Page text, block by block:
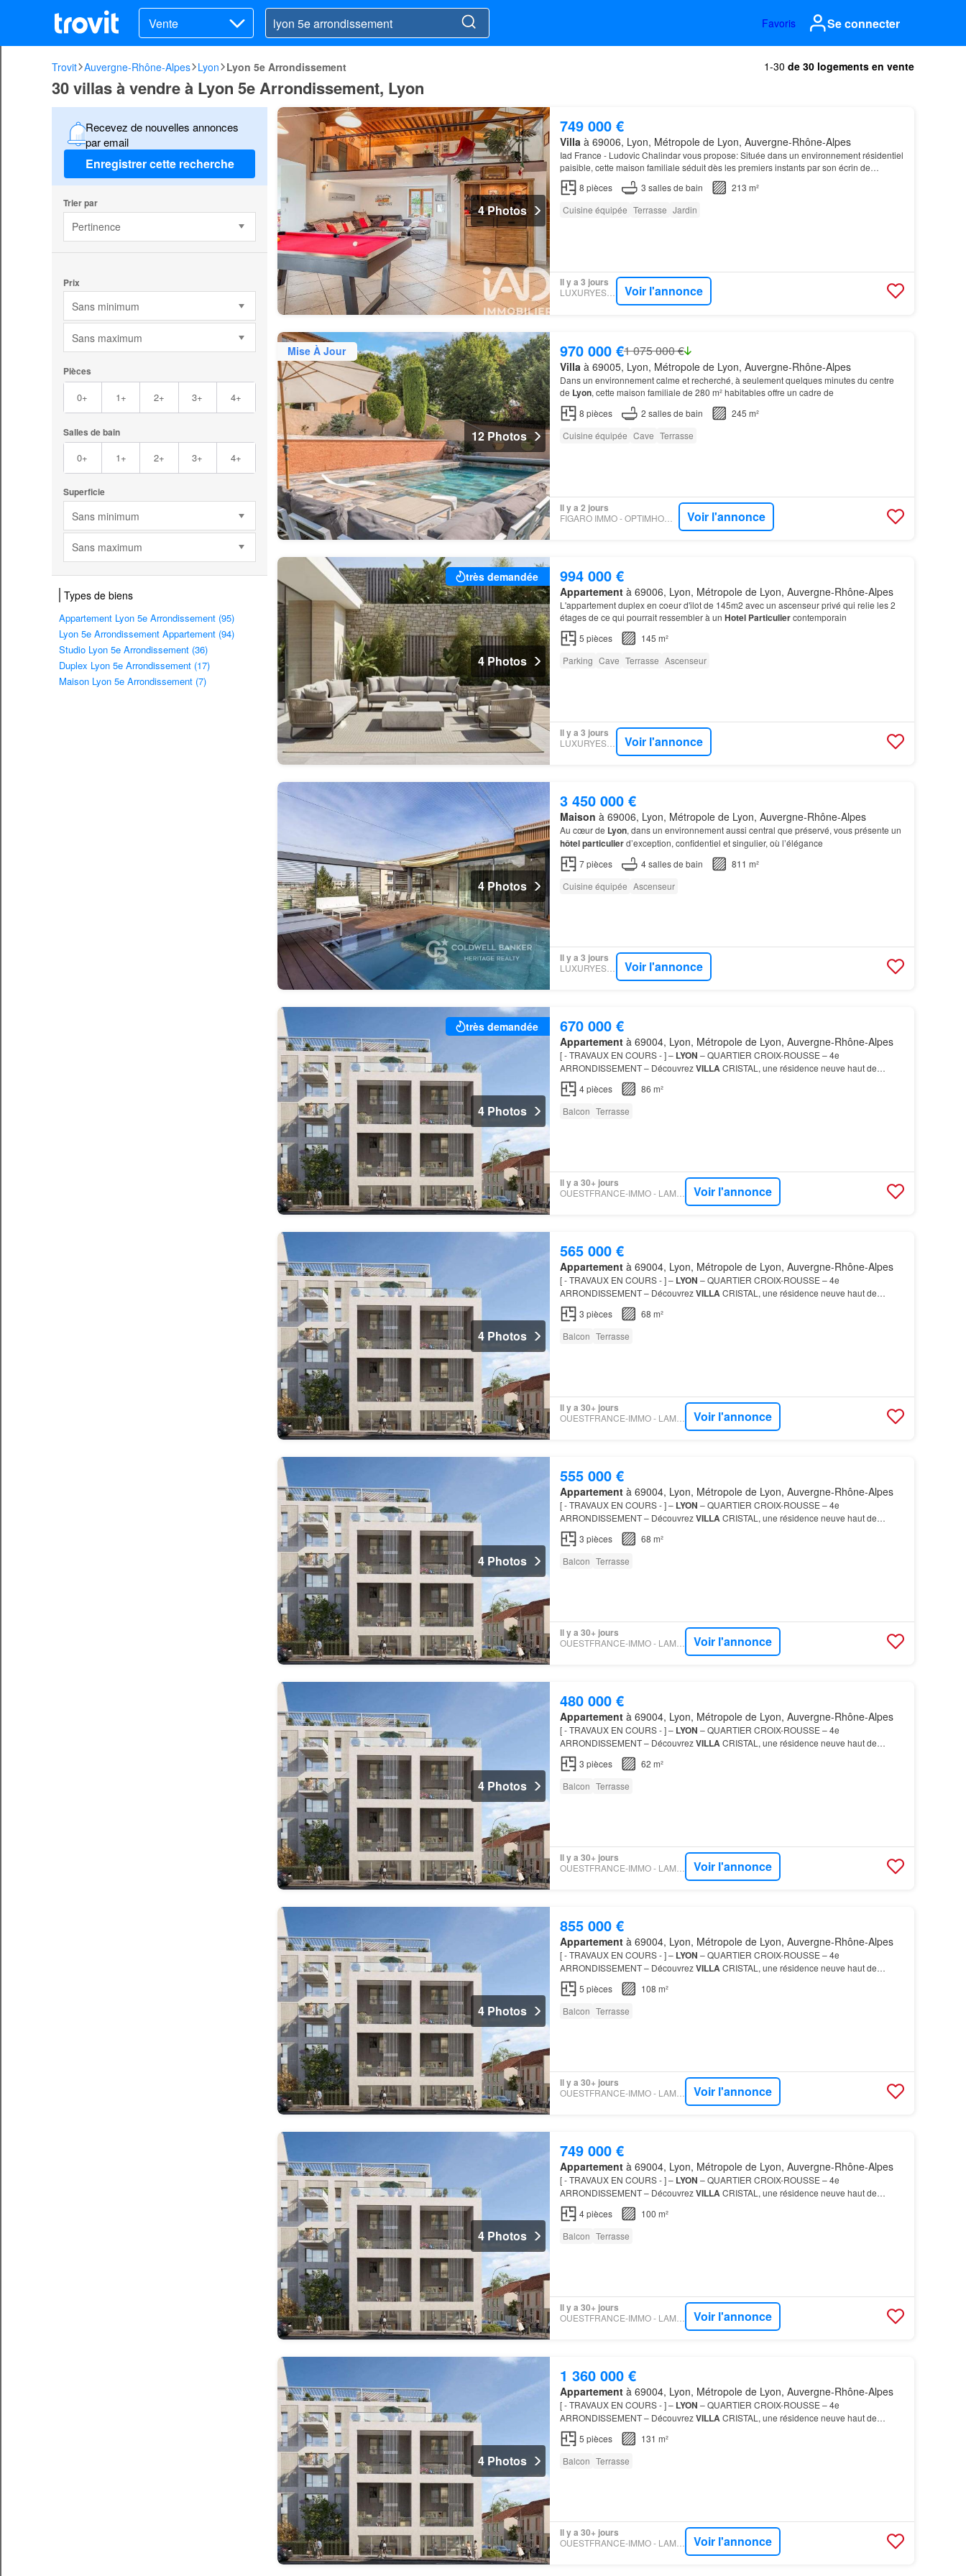
Vente Favoris Se connecter
Trovit Auvergne-Rhône-Alpes Lyon Lyon 5e Arrondissement 1-30 de 30 logements en vente
30 villas à vendre à Lyon 5e Arrondissement, Lyon
Recevez de nouvelles annonces
par email
Enregistrer cette recherche
Trier par
Pertinence
Prix
Sans minimum
Sans maximum
Pièces
0+ 1+ 2+ 3+ 4+
Salles de bain
0+ 1+ 2+ 3+ 4+
Superficie
Sans minimum
Sans maximum
Types de biens
Appartement Lyon 5e Arrondissement (95)
Lyon 5e Arrondissement Appartement (94)
Studio Lyon 5e Arrondissement (36)
Duplex Lyon 5e Arrondissement (17)
Maison Lyon 5e Arrondissement (7)
4 Photos
749 000 €
Villaà 69006, Lyon, Métropole de Lyon, Auvergne-Rhône-Alpes
Iad France - Ludovic Chalindar vous propose: Située dans un environnement résidentiel
paisible, cette maison familiale séduit dès les premiers instants par son écrin de
verdure, sa luminosité omniprésente et la générosité de…
8 pièces 3 salles de bain
213 m²
Cuisine équipée Terrasse Jardin
Il y a 3 jours
LUXURYESTATE Voir l'annonce
Mise À Jour
12 Photos
970 000 €1 075 000 €
Villa à 69005, Lyon, Métropole de Lyon, Auvergne-Rhône-Alpes
Dans un environnement calme et recherché, à seulement quelques minutes du centre
de Lyon, cette maison familiale de 280 m² habitables offre un cadre de
8 pièces 2 salles de bain
245 m²
Cuisine équipée Cave Terrasse
Il y a 2 jours
FIGARO IMMO - OPTIMHOME - LÉLIA PIQUET Voir l'annonce
très demandée
4 Photos
994 000 €
Appartementà 69006, Lyon, Métropole de Lyon, Auvergne-Rhône-Alpes
L'appartement duplex en coeur d'ilot de 145m2 avec un ascenseur privé qui relie les 2
étages de ce qui pourrait ressembler à un Hotel Particuliercontemporain
5 pièces
145 m²
Parking Cave Terrasse Ascenseur
Il y a 3 jours
LUXURYESTATE Voir l'annonce
4 Photos
3 450 000 €
Maison à 69006, Lyon, Métropole de Lyon, Auvergne-Rhône-Alpes
Au cœur de Lyon, dans un environnement aussi central que préservé, vous présente un
hôtel particulierd’exception, confidentiel et singulier, où l’élégance
7pièces 4salles de bain
811 m²
Cuisine équipée Ascenseur
Il y a 3 jours
LUXURYESTATE Voir l'annonce
très demandée
4 Photos
670 000 €
Appartementà 69004, Lyon, Métropole de Lyon, Auvergne-Rhône-Alpes
[ - TRAVAUX EN COURS - ] – LYON – QUARTIER CROIX-ROUSSE – 4e
ARRONDISSEMENT – DécouvrezVILLACRISTAL, une résidence neuve haut de
gamme idéalement située Vous profitez pleinement de l’histoire, des promenades, de la
gastrono…
4pièces
86 m²
Balcon Terrasse
Il y a 30+ jours
Voir l'annonce
4 Photos
565 000 €
Appartementà 69004, Lyon, Métropole de Lyon, Auvergne-Rhône-Alpes
[ - TRAVAUX EN COURS - ] – LYON – QUARTIER CROIX-ROUSSE – 4e
ARRONDISSEMENT – DécouvrezVILLACRISTAL, une résidence neuve haut de
gamme idéalement située Vous profitez pleinement de l’histoire, des promenades, de la
gastrono…
3 pièces
68 m²
Balcon Terrasse
Il y a 30+ jours
Voir l'annonce
4 Photos
555 000 €
Appartementà 69004, Lyon, Métropole de Lyon, Auvergne-Rhône-Alpes
[ - TRAVAUX EN COURS - ] – LYON – QUARTIER CROIX-ROUSSE – 4e
ARRONDISSEMENT – DécouvrezVILLACRISTAL, une résidence neuve haut de
gamme idéalement située Vous profitez pleinement de l’histoire, des promenades, de la
gastrono…
3 pièces
68 m²
Balcon Terrasse
Il y a 30+ jours
Voir l'annonce
4 Photos
480 000 €
Appartementà 69004, Lyon, Métropole de Lyon, Auvergne-Rhône-Alpes
[ - TRAVAUX EN COURS - ] – LYON – QUARTIER CROIX-ROUSSE – 4e
ARRONDISSEMENT – DécouvrezVILLACRISTAL, une résidence neuve haut de
gamme idéalement située Vous profitez pleinement de l’histoire, des promenades, de la
gastrono…
3 pièces
62 m²
Balcon Terrasse
Il y a 30+ jours
Voir l'annonce
4 Photos
855 000 €
Appartementà 69004, Lyon, Métropole de Lyon, Auvergne-Rhône-Alpes
[ - TRAVAUX EN COURS - ] – LYON – QUARTIER CROIX-ROUSSE – 4e
ARRONDISSEMENT – DécouvrezVILLACRISTAL, une résidence neuve haut de
gamme idéalement située Vous profitez pleinement de l’histoire, des promenades, de la
gastrono…
5 pièces
108 m²
Balcon Terrasse
Il y a 30+ jours
Voir l'annonce
4 Photos
749 000 €
Appartementà 69004, Lyon, Métropole de Lyon, Auvergne-Rhône-Alpes
[ - TRAVAUX EN COURS - ] – LYON – QUARTIER CROIX-ROUSSE – 4e
ARRONDISSEMENT – DécouvrezVILLACRISTAL, une résidence neuve haut de
gamme idéalement située Vous profitez pleinement de l’histoire, des promenades, de la
gastrono…
4pièces
100 m²
Balcon Terrasse
Il y a 30+ jours
Voir l'annonce
4 Photos
1 360 000 €
Appartementà 69004, Lyon, Métropole de Lyon, Auvergne-Rhône-Alpes
[ - TRAVAUX EN COURS - ] – LYON – QUARTIER CROIX-ROUSSE – 4e
ARRONDISSEMENT – DécouvrezVILLACRISTAL, une résidence neuve haut de
gamme idéalement située Vous profitez pleinement de l’histoire, des promenades, de la
gastrono…
5 pièces
131 m²
Balcon Terrasse
Il y a 30+ jours
Voir l'annonce